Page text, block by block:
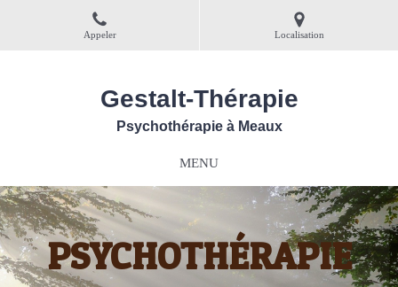
Appeler Localisation
Gestalt-Thérapie
Psychothérapie à Meaux
MENU
PSYCHOTHÉRAPIE